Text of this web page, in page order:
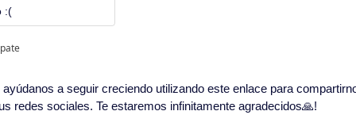
:(
a seguir creciendo utilizando este enlace para
redes sociales. Te estaremos infinitamente agradecidos🙏!